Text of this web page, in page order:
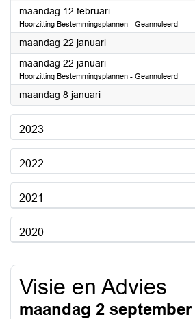
maandag 12 februari2024
Hoorzitting Bestemmingsplannen - Geannuleerd
maandag 22 januari2024
maandag 22 januari2024
Hoorzitting Bestemmingsplannen - Geannuleerd
maandag 8 januari2024
2023
2022
2021
2020
Visie en Advies
maandag 2 september